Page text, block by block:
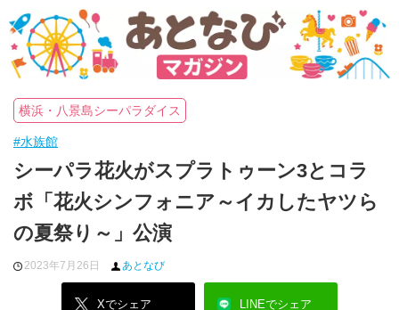
横浜・八景島シーパラダイス
#水族館
シーパラ花火がスプラトゥーン3とコラ
ボ「花火シンフォニア～イカしたヤツら
の夏祭り～」公演
2023年7月26日 あとなび
Xでシェア LINEでシェア